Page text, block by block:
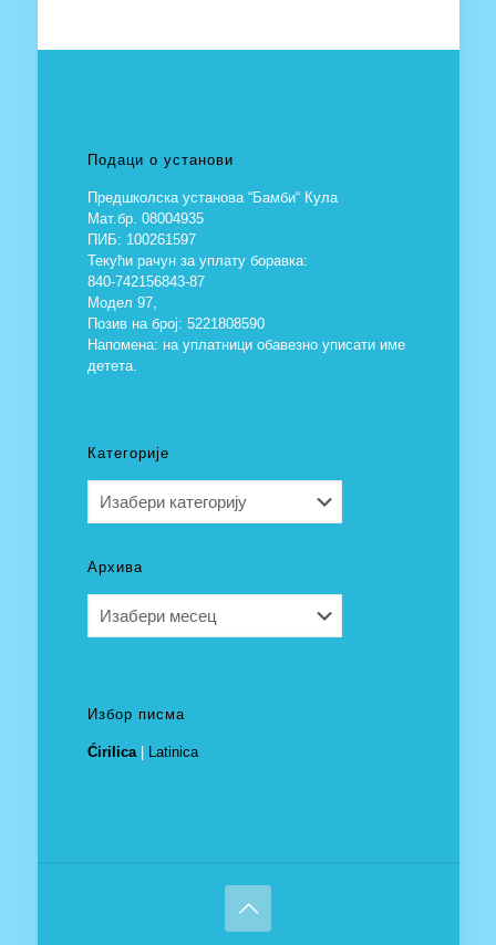
Подаци о установи
Предшколска установа “Бамби“ Кула
Мат.бр. 08004935
ПИБ: 100261597
Текући рачун за уплату боравка:
840-742156843-87
Модел 97,
Позив на број: 5221808590
Напомена: на уплатници обавезно уписати име
детета.
Категорије
Архива
Избор писма
Ćirilica| Latinica